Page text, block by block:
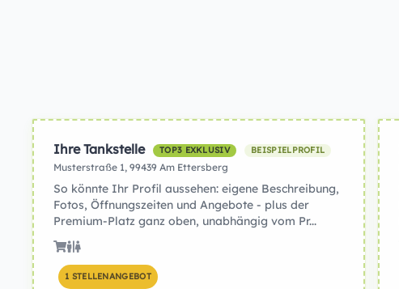
Ihre Tankstelle TOP3 EXKLUSIV BEISPIELPROFIL
Musterstraße 1, 99439 Am Ettersberg
So könnte Ihr Profil aussehen: eigene Beschreibung,
Fotos, Öffnungszeiten und Angebote - plus der
Premium-Platz ganz oben, unabhängig vom Pr...
1 STELLENANGEBOT